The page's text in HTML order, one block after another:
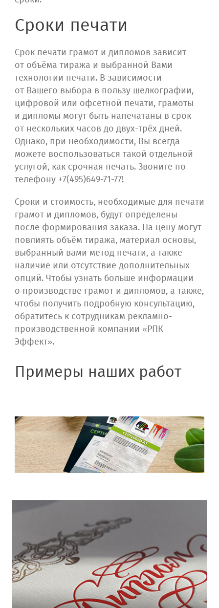
Сроки печати
Срок печати грамот и дипломов зависит
от объёма тиража и выбранной Вами
технологии печати. В зависимости
от Вашего выбора в пользу шелкографии,
цифровой или офсетной печати, грамоты
и дипломы могут быть напечатаны в срок
от нескольких часов до двух-трёх дней.
Однако, при необходимости, Вы всегда
можете воспользоваться такой отдельной
услугой, как срочная печать. Звоните по
телефону +7(495)649-71-77!
Сроки и стоимость, необходимые для печати
грамот и дипломов, будут определены
после формирования заказа. На цену могут
повлиять объём тиража, материал основы,
выбранный вами метод печати, а также
наличие или отсутствие дополнительных
опций. Чтобы узнать больше информации
о производстве грамот и дипломов, а также,
чтобы получить подробную консультацию,
обратитесь к сотрудникам рекламно-
производственной компании «РПК
Эффект».
Примеры наших работ